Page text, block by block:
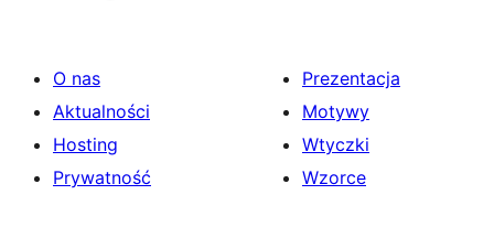
O nas
Aktualności
Hosting
Prywatność
Prezentacja
Motywy
Wtyczki
Wzorce